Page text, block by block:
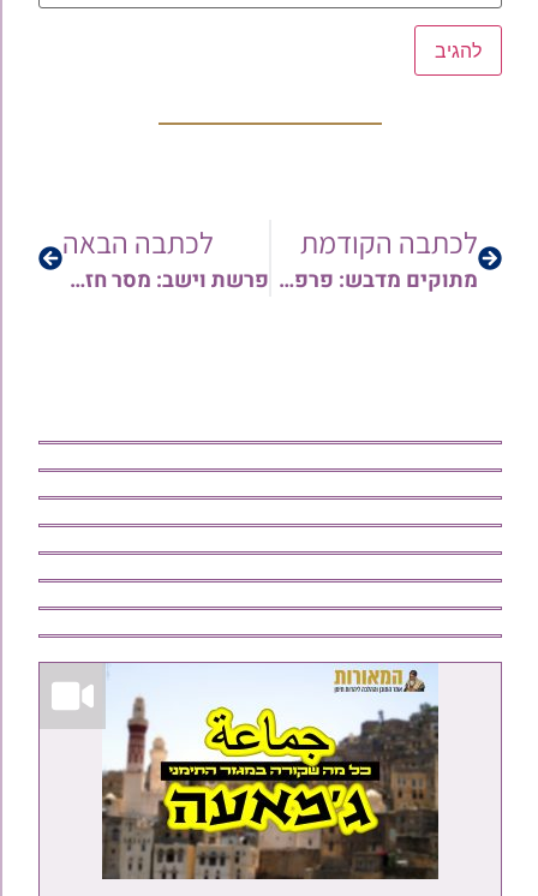
לכתבה הקודמת
מתוקים מדבש: פרפראות לפרשת וישב | הרב אורן צדוק
לכתבה הבאה
פרשת וישב: מסר חזק על נראות וכבוד עצמי | הרב שי עטרי